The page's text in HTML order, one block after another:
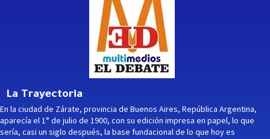
La Trayectoria
En la ciudad de Zárate, provincia de Buenos Aires, República Argentina,
aparecía el 1° de julio de 1900, con su edición impresa en papel, lo que
sería, casi un siglo después, la base fundacional de lo que hoy es